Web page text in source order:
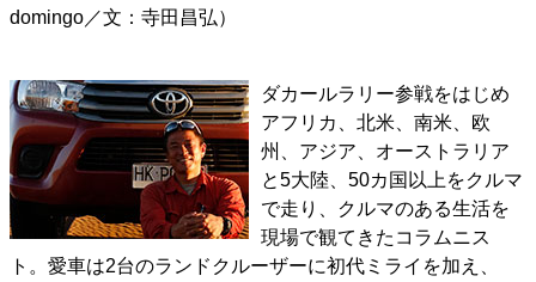
domingo／文：寺田昌弘）
ダカールラリー参戦をはじめ
アフリカ、北米、南米、欧
州、アジア、オーストラリア
と5大陸、50カ国以上をクルマ
で走り、クルマのある生活を
現場で観てきたコラムニス
ト。愛車は2台のランドクルーザーに初代ミライを加え、